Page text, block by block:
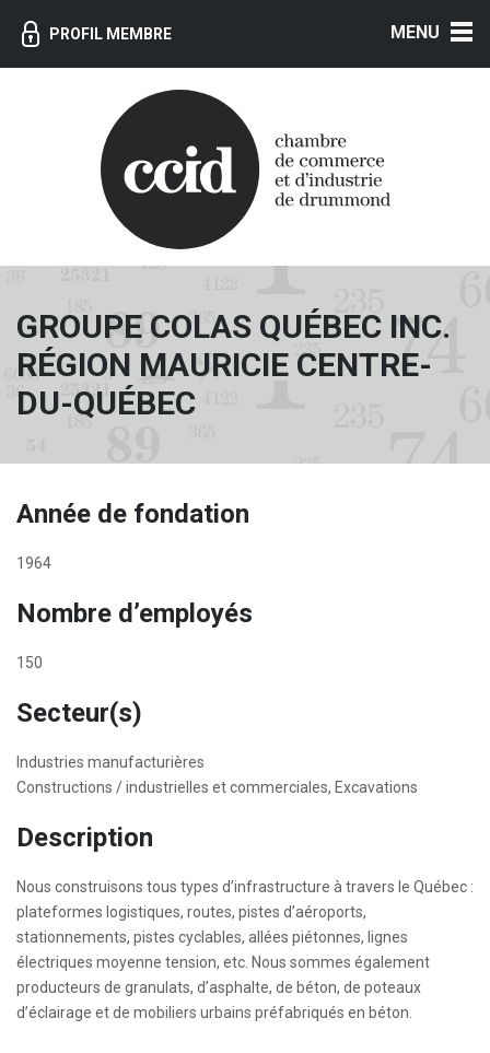
PROFIL MEMBRE
GROUPE COLAS QUÉBEC INC.
RÉGION MAURICIE CENTRE-
DU-QUÉBEC
Année de fondation
1964
Nombre d’employés
150
Secteur(s)
Industries manufacturières
Constructions / industrielles et commerciales, Excavations
Description
Nous construisons tous types d’infrastructure à travers le Québec :
plateformes logistiques, routes, pistes d’aéroports,
stationnements, pistes cyclables, allées piétonnes, lignes
électriques moyenne tension, etc. Nous sommes également
producteurs de granulats, d’asphalte, de béton, de poteaux
d’éclairage et de mobiliers urbains préfabriqués en béton.
MENU